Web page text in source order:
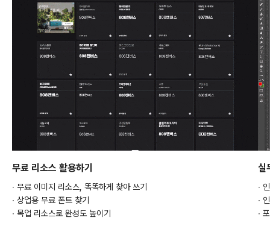
무료 리소스 활용하기
∙ 무료 이미지 리소스, 똑똑하게 찾아 쓰기
∙ 상업용 무료 폰트 찾기
∙ 목업 리소스로 완성도 높이기
실
∙
∙
∙